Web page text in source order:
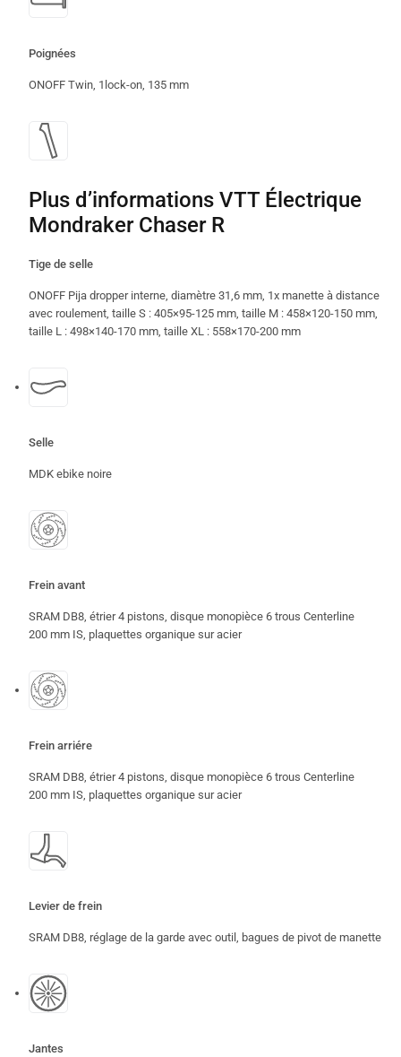
Poignées
ONOFF Twin, 1lock-on, 135 mm
Plus d’informations VTT Électrique
Mondraker Chaser R
Tige de selle
ONOFF Pija dropper interne, diamètre 31,6 mm, 1x manette à distance
avec roulement, taille S : 405×95-125 mm, taille M : 458×120-150 mm,
taille L : 498×140-170 mm, taille XL : 558×170-200 mm
Selle
MDK ebike noire
Frein avant
SRAM DB8, étrier 4 pistons, disque monopièce 6 trous Centerline
200 mm IS, plaquettes organique sur acier
Frein arriére
SRAM DB8, étrier 4 pistons, disque monopièce 6 trous Centerline
200 mm IS, plaquettes organique sur acier
Levier de frein
SRAM DB8, réglage de la garde avec outil, bagues de pivot de manette
Jantes